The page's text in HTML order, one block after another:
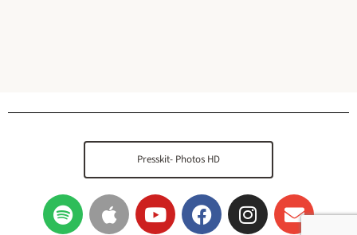
Presskit- Photos HD